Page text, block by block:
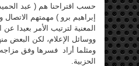
حسب اقتراحنا هم ( عبد
إبراهيم برو ) مهمتهم
المعنية لترتيب الأمر بعيدا
ووسائل الإعلام، لكن البعض
ومثلما أراد فسرها وفق
الحزبية.